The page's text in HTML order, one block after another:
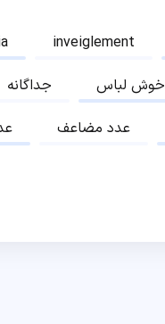
inveiglement
جداگانه
خوش لباس
عدد مضاعف